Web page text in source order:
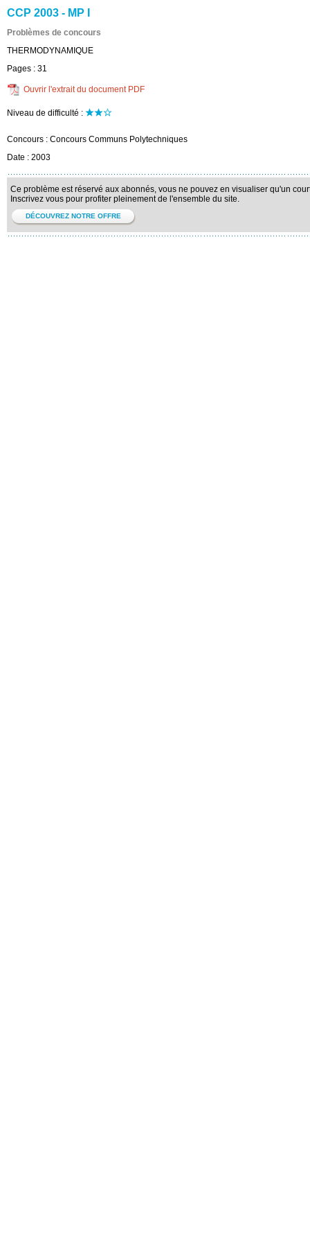
CCP 2003 - MP I
Problèmes de concours
THERMODYNAMIQUE
Pages : 31
Ouvrir l'extrait du document PDF
Niveau de difficulté :
Concours : Concours Communs Polytechniques
Date : 2003
Ce problème est réservé aux abonnés, vous ne pouvez en visualiser qu'un
Inscrivez vous pour profiter pleinement de l'ensemble du site.
DÉCOUVREZ NOTRE OFFRE